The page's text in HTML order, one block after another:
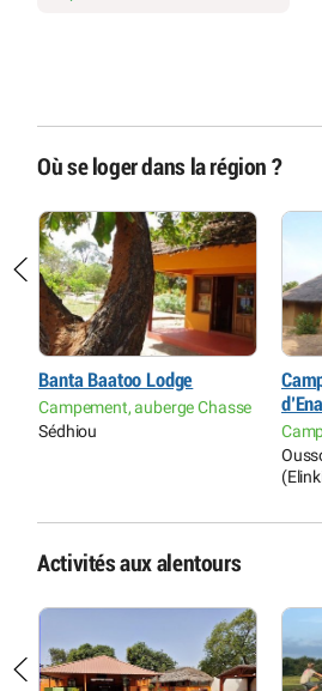
Où se loger dans la région ?
Banta Baatoo Lodge
Campement, auberge Chasse
Sédhiou
Activités aux alentours